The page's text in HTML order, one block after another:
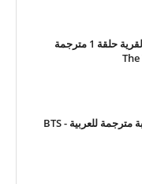
برنامج بارك بوغوم حلاق القرية حلقة 1 مترجمة
الحلقة 1 من بتس في الغابة مترجمة للعربية - BTS